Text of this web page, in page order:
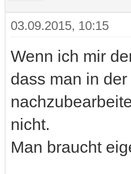
03.09.2015, 10:15
Wenn ich mir
dass man in
nicht.
Man braucht